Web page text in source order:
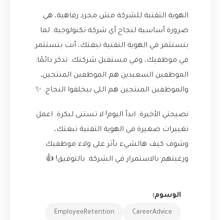
الهوية التقنية للشركة مش مجرد رفاهية، هي
ضرورة أساسية لنجاح أي شركة تكنولوجية. لما
بتستثمر في الهوية التقنية تبعتك، أنت بتستثمر
في موظفيك، وفي مستقبل شركتك. تذكر دائمًا:
الموظفين السعيدين هم الموظفين المنتجين،
والموظفين المنتجين هم اللي بيخلقوا النجاح. ✨
نصيحتي الأخيرة: ابدأ اليوم! لا تستنى لبكرة. اعمل
تغييرات صغيرة في الهوية التقنية تبعتك،
وشوف كيف هالشيء بأثر على ولاء موظفيك
ورغبتهم بالاستمرار في الشركة. بالتوفيق! 👍
الوسوم:
CareerAdvice
EmployeeRetention